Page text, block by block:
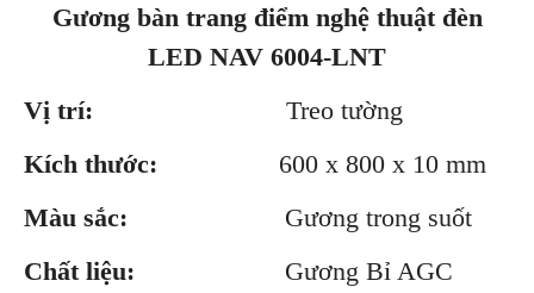
Gương bàn trang điểm nghệ thuật đèn
LED NAV 6004-LNT
Vị trí:
Treo tường
Kích thước:
600 x 800 x 10 mm
Màu sắc:
Gương trong suốt
Chất liệu:
Gương Bỉ AGC